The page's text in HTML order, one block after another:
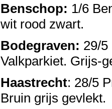
Benschop: 1/6
wit rood zwart.
Bodegraven: 29/5
Valkparkiet. Grijs-
Haastrecht: 28/5
Bruin grijs gevlekt.